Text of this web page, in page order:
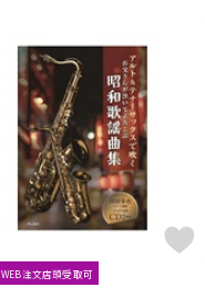
パーカッション
電子ピアノ
WEB注文店頭受取可